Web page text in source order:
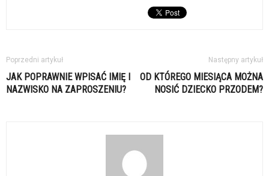
Poprzedni artykuł
JAK POPRAWNIE WPISAĆ IMIĘ I
NAZWISKO NA ZAPROSZENIU?
Następny artykuł
OD KTÓREGO MIESIĄCA MOŻNA
NOSIĆ DZIECKO PRZODEM?